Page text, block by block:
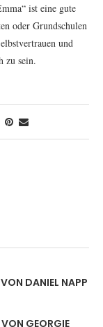
ist eine gute
oder Grundschulen
und
zu sein.
DANIEL NAPP
GEORGIE